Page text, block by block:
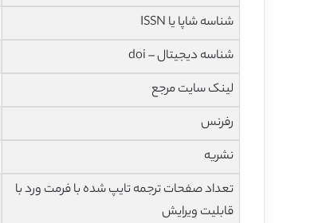
شناسه شاپا یا ISSN
شناسه دیجیتال – doi
لینک سایت مرجع
رفرنس
نشریه
تعداد صفحات ترجمه تایپ شده با فرمت ورد با
قابلیت ویرایش